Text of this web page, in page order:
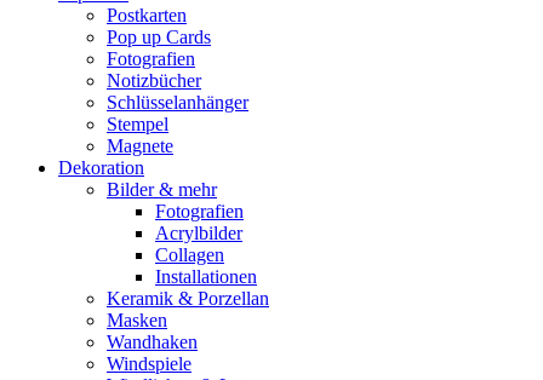
Postkarten
Pop up Cards
Fotografien
Notizbücher
Schlüsselanhänger
Stempel
Magnete
Dekoration
Bilder & mehr
Fotografien
Acrylbilder
Collagen
Installationen
Keramik & Porzellan
Masken
Wandhaken
Windspiele